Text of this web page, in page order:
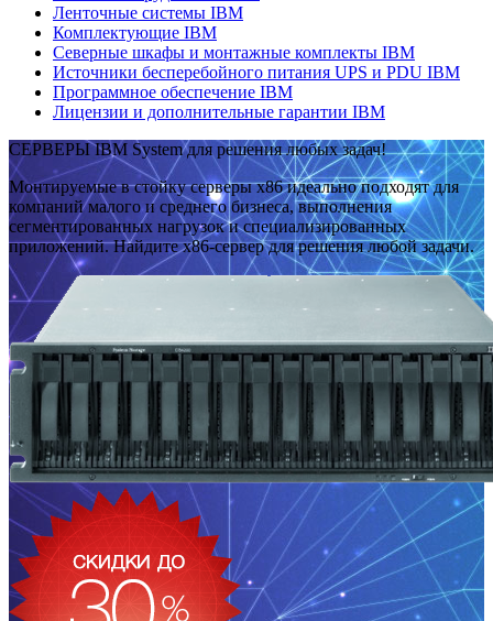
Ленточные системы IBM
Комплектующие IBM
Северные шкафы и монтажные комплекты IBM
Источники бесперебойного питания UPS и PDU IBM
Программное обеспечение IBM
Лицензии и дополнительные гарантии IBM
СЕРВЕРЫ IBM System для решения любых задач!
Монтируемые в стойку серверы x86 идеально подходят для
компаний малого и среднего бизнеса, выполнения
сегментированных нагрузок и специализированных
приложений. Найдите x86-сервер для решения любой задачи.